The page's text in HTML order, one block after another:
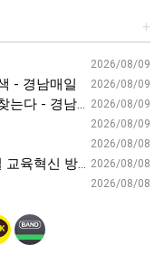
+
2026/08/09
2026/08/09
- 경남매일
2026/08/09
다 - 경남일보
2026/08/09
2026/08/08
2026/08/08
색 - 웹이코노미
2026/08/08